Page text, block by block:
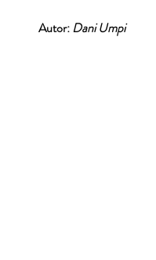
Autor:Dani Umpi